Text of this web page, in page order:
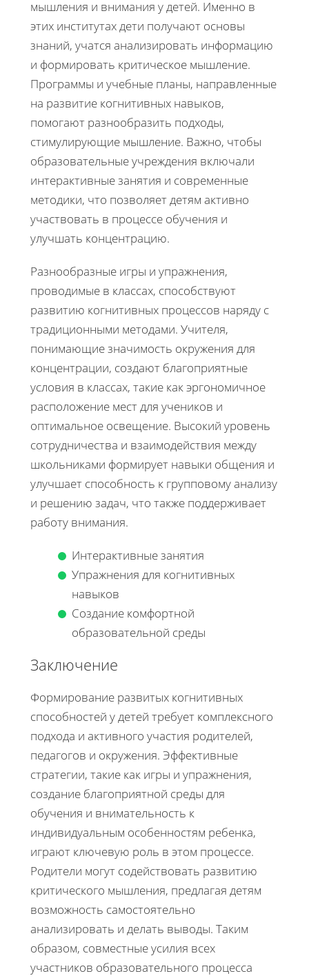
мышления и внимания у детей. Именно в
этих институтах дети получают основы
знаний, учатся анализировать информацию
и формировать критическое мышление.
Программы и учебные планы, направленные
на развитие когнитивных навыков,
помогают разнообразить подходы,
стимулирующие мышление. Важно, чтобы
образовательные учреждения включали
интерактивные занятия и современные
методики, что позволяет детям активно
участвовать в процессе обучения и
улучшать концентрацию.
Разнообразные игры и упражнения,
проводимые в классах, способствуют
развитию когнитивных процессов наряду с
традиционными методами. Учителя,
понимающие значимость окружения для
концентрации, создают благоприятные
условия в классах, такие как эргономичное
расположение мест для учеников и
оптимальное освещение. Высокий уровень
сотрудничества и взаимодействия между
школьниками формирует навыки общения и
улучшает способность к групповому анализу
и решению задач, что также поддерживает
работу внимания.
Интерактивные занятия
Упражнения для когнитивных
навыков
Создание комфортной
образовательной среды
Заключение
Формирование развитых когнитивных
способностей у детей требует комплексного
подхода и активного участия родителей,
педагогов и окружения. Эффективные
стратегии, такие как игры и упражнения,
создание благоприятной среды для
обучения и внимательность к
индивидуальным особенностям ребенка,
играют ключевую роль в этом процессе.
Родители могут содействовать развитию
критического мышления, предлагая детям
возможность самостоятельно
анализировать и делать выводы. Таким
образом, совместные усилия всех
участников образовательного процесса